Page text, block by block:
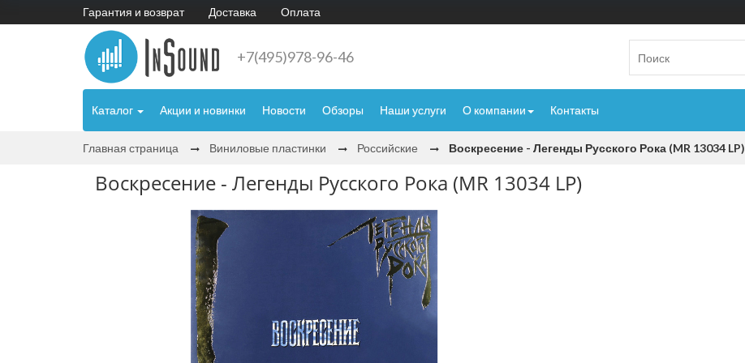
Гарантия и возврат Доставка Оплата
+7(495)978-96-46
Каталог Акции и новинки Новости Обзоры Наши услуги О компании Контакты
Главная страница Виниловые пластинки Российские Воскресение - Легенды Русского Рока (MR 13034 LP)
Воскресение - Легенды Русского Рока (MR 13034 LP)